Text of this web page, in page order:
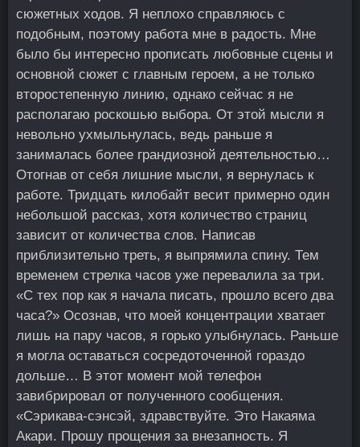
сюжетных ходов. Я неплохо справляюсь с
подобным, поэтому работа мне в радость. Мне
было бы интересно прописать любовные сцены и
основной сюжет с главным героем, а не только
второстепенную линию, однако сейчас я не
располагаю роскошью выбора. От этой мысли я
невольно ухмыльнулась, ведь раньше я
занималась более грандиозной деятельностью…
Отогнав от себя лишние мысли, я вернулась к
работе. Тридцать килобайт весит примерно один
небольшой рассказ, хотя количество страниц
зависит от количества слов. Написав
приблизительно треть, я выпрямила спину. Тем
временем стрелка часов уже перевалила за три.
«С тех пор как я начала писать, прошло всего два
часа?» Осознав, что моей концентрации хватает
лишь на пару часов, я горько улыбнулась. Раньше
я могла оставаться сосредоточенной гораздо
дольше… В этот момент мой телефон
завибрировал от полученного сообщения.
«Сэрикава-сэнсэй, здравствуйте. Это Накаяма
Акари. Прошу прощения за внезапность. Я